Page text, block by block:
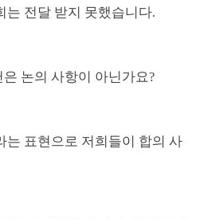
는 전달 받지 못했습니다.
논의 사항이 아닌가요?
는 표현으로 저희들이 합의 사